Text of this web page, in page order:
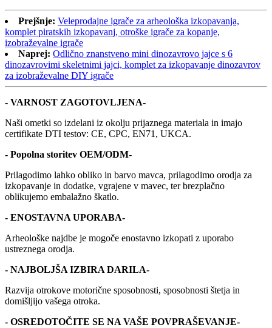
Prejšnje: Veleprodajne igrače za arheološka izkopavanja,
komplet piratskih izkopavanj, otroške igrače za kopanje,
izobraževalne igrače
Naprej: Odlično znanstveno mini dinozavrovo jajce s 6
dinozavrovimi skeletnimi jajci, komplet za izkopavanje dinozavrov
za izobraževalne DIY igrače
- VARNOST ZAGOTOVLJENA-
Naši ometki so izdelani iz okolju prijaznega materiala in imajo
certifikate DTI testov: CE, CPC, EN71, UKCA.
- Popolna storitev OEM/ODM-
Prilagodimo lahko obliko in barvo mavca, prilagodimo orodja za
izkopavanje in dodatke, vgrajene v mavec, ter brezplačno
oblikujemo embalažno škatlo.
- ENOSTAVNA UPORABA-
Arheološke najdbe je mogoče enostavno izkopati z uporabo
ustreznega orodja.
- NAJBOLJŠA IZBIRA DARILA-
Razvija otrokove motorične sposobnosti, sposobnosti štetja in
domišljijo vašega otroka.
- OSREDOTOČITE SE NA VAŠE POVPRAŠEVANJE-